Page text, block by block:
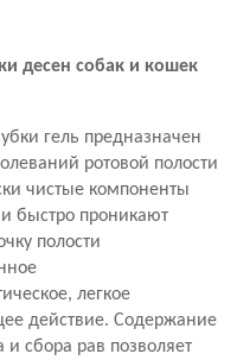
десен собак и кошек
гель предназначен
ротовой полости
чистые компоненты
и быстро проникают
полости
легкое
действие. Содержание
и сбора рав позволяет